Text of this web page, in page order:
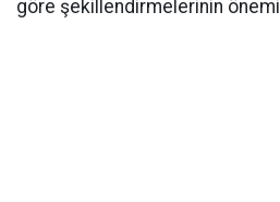
göre şekillendirmelerinin